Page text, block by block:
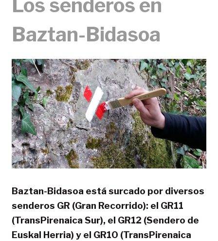
Los senderos en
Baztan-Bidasoa
Baztan-Bidasoa está surcado por diversos
senderos GR (Gran Recorrido): el GR11
(TransPirenaica Sur), el GR12 (Sendero de
Euskal Herria) y el GR10 (TransPirenaica